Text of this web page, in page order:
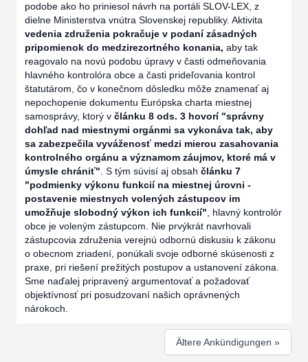
podobe ako ho priniesol návrh na portáli SLOV-LEX, z
dielne Ministerstva vnútra Slovenskej republiky. Aktivita
vedenia združenia pokračuje v podaní zásadných
pripomienok do medzirezortného konania, aby tak
reagovalo na novú podobu úpravy v časti odmeňovania
hlavného kontrolóra obce a časti prideľovania kontrol
štatutárom, čo v konečnom dôsledku môže znamenať aj
nepochopenie dokumentu Európska charta miestnej
samosprávy, ktorý v článku 8 ods. 3 hovorí "správny
dohľad nad miestnymi orgánmi sa vykonáva tak, aby
sa zabezpečila vyváženosť medzi mierou zasahovania
kontrolného orgánu a významom záujmov, ktoré má v
úmysle chrániť" . S tým súvisí aj obsah článku 7
"podmienky výkonu funkcií na miestnej úrovni -
postavenie miestnych volených zástupcov im
umožňuje slobodný výkon ich funkcií" , hlavný kontrolór
obce je voleným zástupcom. Nie prvýkrát navrhovali
zástupcovia združenia verejnú odbornú diskusiu k zákonu
o obecnom zriadení, ponúkali svoje odborné skúsenosti z
praxe, pri riešení prežitých postupov a ustanovení zákona.
Sme naďalej pripravený argumentovať a požadovať
objektívnosť pri posudzovaní našich oprávnených
nárokoch.
Ältere Ankündigungen »